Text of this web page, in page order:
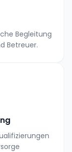
Begleitung
Betreuer.